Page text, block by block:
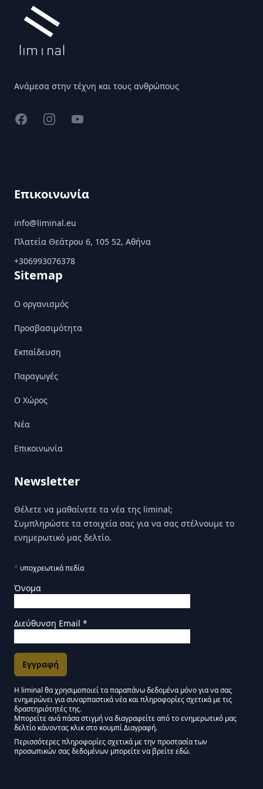
Ανάμεσα στην τέχνη και τους ανθρώπους
FacebookInstagramYouTube
Επικοινωνία
info@liminal.eu
Πλατεία Θεάτρου 6, 105 52, Αθήνα
+306993076378
Sitemap
Ο οργανισμός
Προσβασιμότητα
Εκπαίδευση
Παραγωγές
Ο Χώρος
Nέα
Επικοινωνία
Newsletter
Θέλετε να μαθαίνετε τα νέα της liminal;
Συμπληρώστε τα στοιχεία σας για να σας στέλνουμε το
ενημερωτικό μας δελτίο.
* υποχρεωτικά πεδία
Όνομα
Διεύθυνση Email *
Εγκρίσεις Μάρκετινγκ
Η liminal θα χρησιμοποιεί τα παραπάνω δεδομένα μόνο για να σας
ενημερώνει για συναρπαστικά νέα και πληροφορίες σχετικά με τις
δραστηριότητές της.
Μείνετε συντονισμένοι - Ενημερωτικό δελτίο
Μπορείτε ανά πάσα στιγμή να διαγραφείτε από το ενημερωτικό μας
δελτίο κάνοντας κλικ στο κουμπί Διαγραφή.
Περισσότερες πληροφορίες σχετικά με την προστασία των
προσωπικών σας δεδομένων μπορείτε να βρείτε εδώ.